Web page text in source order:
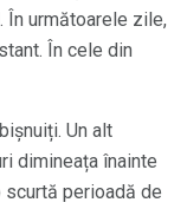
În următoarele zile,
În cele din
Un alt
dimineața înainte
scurtă perioadă de